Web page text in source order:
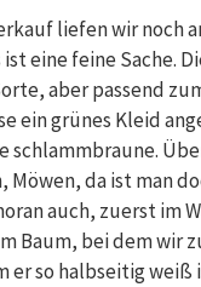
liefen wir noch
ist eine feine Sache.
aber passend
ein grünes Kleid
schlammbraune.
Möwen, da ist man
auch, zuerst im
Baum, bei dem wir
er so halbseitig weiß